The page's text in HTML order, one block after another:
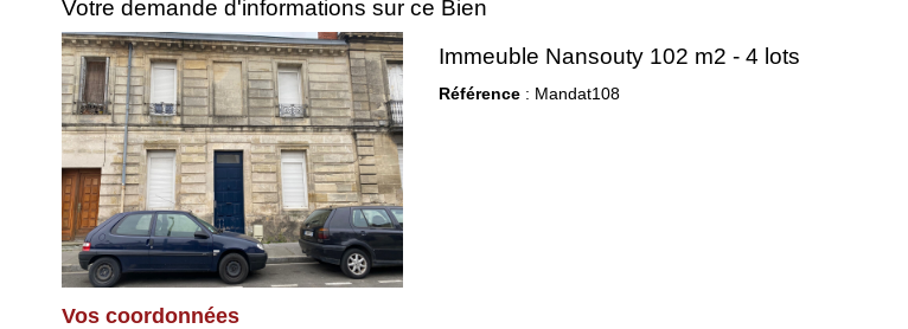
Votre demande d'informations sur ce Bien
Immeuble Nansouty 102 m2 - 4 lots
Référence: Mandat108
Vos coordonnées